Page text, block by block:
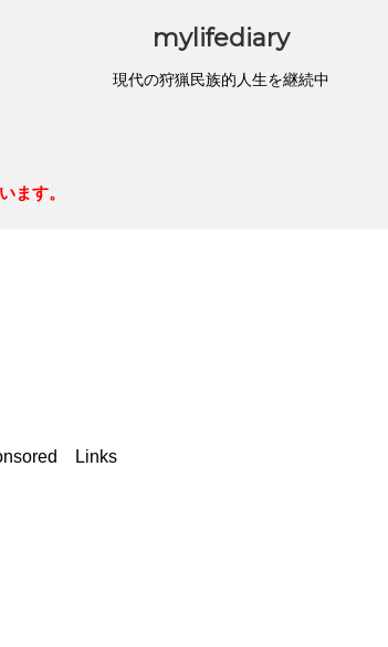
mylifediary
現代の狩猟民族的人生を継続中
ます。
Links